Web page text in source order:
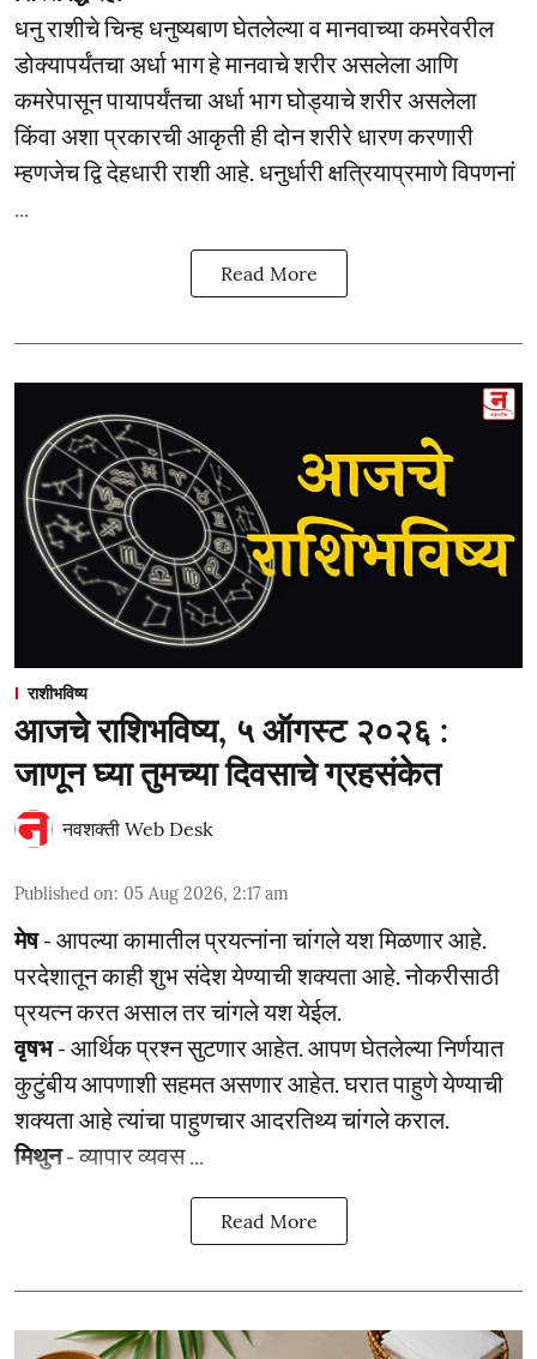
धनु राशीचे चिन्ह धनुष्यबाण घेतलेल्या व मानवाच्या कमरेवरील
डोक्यापर्यंतचा अर्धा भाग हे मानवाचे शरीर असलेला आणि
कमरेपासून पायापर्यंतचा अर्धा भाग घोड्याचे शरीर असलेला
किंवा अशा प्रकारची आकृती ही दोन शरीरे धारण करणारी
म्हणजेच द्वि देहधारी राशी आहे. धनुर्धारी क्षत्रियाप्रमाणे विपणनां
Read More
राशीभविष्य
आजचे राशिभविष्य, ५ ऑगस्ट २०२६ :
जाणून घ्या तुमच्या दिवसाचे ग्रहसंकेत
नवशक्ती Web Desk
Published on: 05 Aug 2026, 2:17 am
मेष- आपल्या कामातील प्रयत्नांना चांगले यश मिळणार आहे.
परदेशातून काही शुभ संदेश येण्याची शक्यता आहे. नोकरीसाठी
प्रयत्न करत असाल तर चांगले यश येईल.
वृषभ- आर्थिक प्रश्‍न सुटणार आहेत. आपण घेतलेल्या निर्णयात
कुटुंबीय आपणाशी सहमत असणार आहेत. घरात पाहुणे येण्याची
शक्यता आहे त्यांचा पाहुणचार आदरतिथ्य चांगले कराल.
मिथुन- व्यापार व्यवस ...
Read More